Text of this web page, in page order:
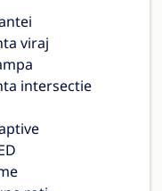
viraj
intersectie